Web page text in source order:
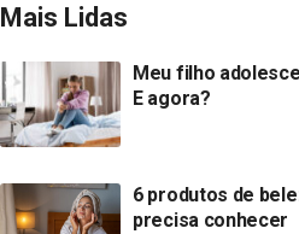
Mais Lidas
Meu filho
E agora?
6 produtos de
precisa conhecer